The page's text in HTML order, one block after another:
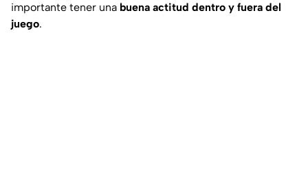
importante tener una buena actitud dentro y fuera del
juego.